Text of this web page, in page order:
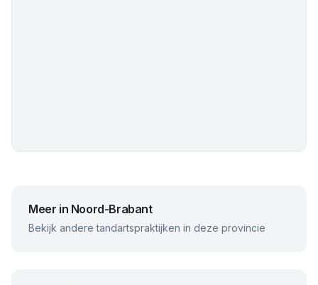
Meer in Noord-Brabant
Bekijk andere tandartspraktijken in deze provincie